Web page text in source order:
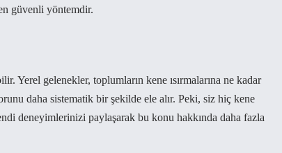
güvenli yöntemdir.
Yerel gelenekler, toplumların kene ısırmalarına ne kadar
daha sistematik bir şekilde ele alır. Peki, siz hiç kene
deneyimlerinizi paylaşarak bu konu hakkında daha fazla